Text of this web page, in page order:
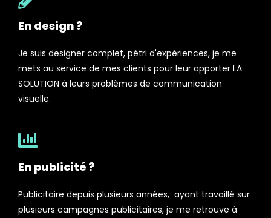
En design ?
Je suis designer complet, pétri d'expériences, je me
mets au service de mes clients pour leur apporter LA
SOLUTION à leurs problèmes de communication
visuelle.
En publicité ?
Publicitaire depuis plusieurs années, ayant travaillé sur
plusieurs campagnes publicitaires, je me retrouve à